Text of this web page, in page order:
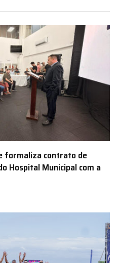
formaliza contrato de
Hospital Municipal com a